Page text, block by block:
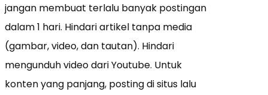
jangan membuat terlalu banyak postingan
dalam 1 hari. Hindari artikel tanpa media
(gambar, video, dan tautan). Hindari
mengunduh video dari Youtube. Untuk
konten yang panjang, posting di situs lalu